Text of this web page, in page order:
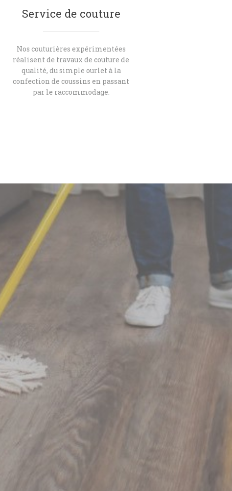
Service de couture
Nos couturières expérimentées
réalisent de travaux de couture de
qualité, du simple ourlet à la
confection de coussins en passant
par le raccommodage.